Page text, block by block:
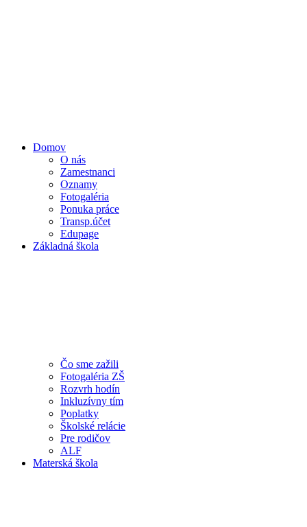
Domov
O nás
Zamestnanci
Oznamy
Fotogaléria
Ponuka práce
Transp.účet
Edupage
Základná škola
Čo sme zažili
Fotogaléria ZŠ
Rozvrh hodín
Inkluzívny tím
Poplatky
Školské relácie
Pre rodičov
ALF
Materská škola